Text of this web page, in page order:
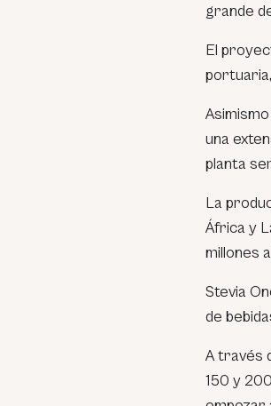
grande
El
una
planta
La
África y
millones
Stevia
de
A través
150 y